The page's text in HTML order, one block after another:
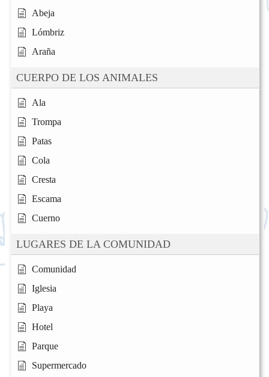
Abeja
Lómbriz
Araña
CUERPO DE LOS ANIMALES
Ala
Trompa
Patas
Cola
Cresta
Escama
Cuerno
LUGARES DE LA COMUNIDAD
Comunidad
Iglesia
Playa
Hotel
Parque
Supermercado